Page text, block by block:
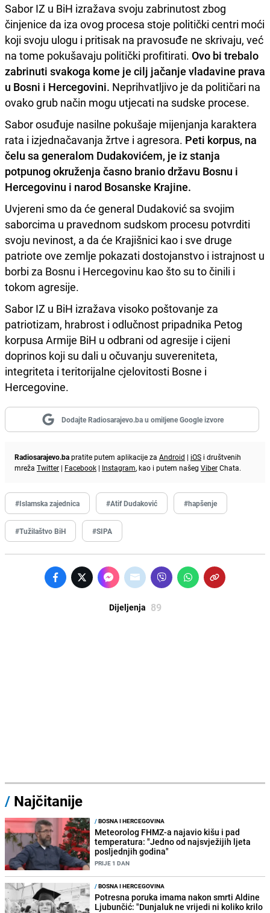
Sabor IZ u BiH izražava svoju zabrinutost zbog
činjenice da iza ovog procesa stoje politički centri moći
koji svoju ulogu i pritisak na pravosuđe ne skrivaju, već
na tome pokušavaju politički profitirati. Ovo bi trebalo
zabrinuti svakoga kome je cilj jačanje vladavine prava
u Bosni i Hercegovini. Neprihvatljivo je da političari na
ovako grub način mogu utjecati na sudske procese.
Sabor osuđuje nasilne pokušaje mijenjanja karaktera
rata i izjednačavanja žrtve i agresora. Peti korpus, na
čelu sa generalom Dudakovićem, je iz stanja
potpunog okruženja časno branio državu Bosnu i
Hercegovinu i narod Bosanske Krajine.
Uvjereni smo da će general Dudaković sa svojim
saborcima u pravednom sudskom procesu potvrditi
svoju nevinost, a da će Krajišnici kao i sve druge
patriote ove zemlje pokazati dostojanstvo i istrajnost u
borbi za Bosnu i Hercegovinu kao što su to činili i
tokom agresije.
Sabor IZ u BiH izražava visoko poštovanje za
patriotizam, hrabrost i odlučnost pripadnika Petog
korpusa Armije BiH u odbrani od agresije i cijeni
doprinos koji su dali u očuvanju suvereniteta,
integriteta i teritorijalne cjelovitosti Bosne i
Hercegovine.
Dodajte Radiosarajevo.ba u omiljene Google izvore
Radiosarajevo.bapratite putem aplikacije za Android | iOS i društvenih
mreža Twitter | Facebook | Instagram, kao i putem našeg ViberChata.
#Islamska zajednica #Atif Dudaković #hapšenje
#Tužilaštvo BiH #SIPA
Dijeljenja 89
/ Najčitanije
/BOSNA I HERCEGOVINA
Meteorolog FHMZ-a najavio kišu i pad
temperatura: "Jedno od najsvježijih ljeta
posljednjih godina"
PRIJE 1 DAN
/BOSNA I HERCEGOVINA
Potresna poruka imama nakon smrti Aldine
Ljubunčić: "Dunjaluk ne vrijedi ni koliko krilo